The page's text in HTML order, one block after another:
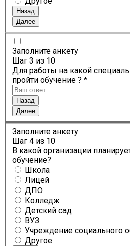
Назад
Далее
Заполните анкету
Шаг 3 из 10
Для работы на какой
пройти обучение ? *
Назад
Далее
Заполните анкету
Шаг 4 из 10
В какой организации
обучение?
Школа
Лицей
ДПО
Колледж
Детский сад
ВУЗ
Учреждение социального
Другое